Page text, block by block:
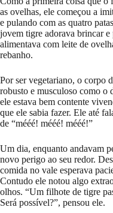
as ovelhas, ele começou a
e pulando com as quatro
jovem tigre adorava brincar
alimentava com leite de
rebanho.
Por ser vegetariano, o corpo
robusto e musculoso como o
ele estava bem contente
que ele sabia fazer. Ele até
de “mééé! mééé! mééé!”
Um dia, enquanto andavam
novo perigo ao seu redor.
comida no vale esperava
Contudo ele notou algo
olhos. “Um filhote de tigre
Será possível?”, pensou ele.